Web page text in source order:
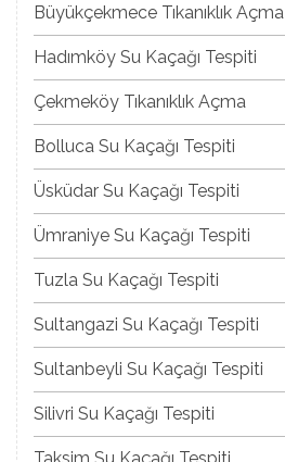
Büyükçekmece Tıkanıklık Açma
Hadımköy Su Kaçağı Tespiti
Çekmeköy Tıkanıklık Açma
Bolluca Su Kaçağı Tespiti
Üsküdar Su Kaçağı Tespiti
Ümraniye Su Kaçağı Tespiti
Tuzla Su Kaçağı Tespiti
Sultangazi Su Kaçağı Tespiti
Sultanbeyli Su Kaçağı Tespiti
Silivri Su Kaçağı Tespiti